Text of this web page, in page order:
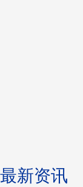
最新资讯